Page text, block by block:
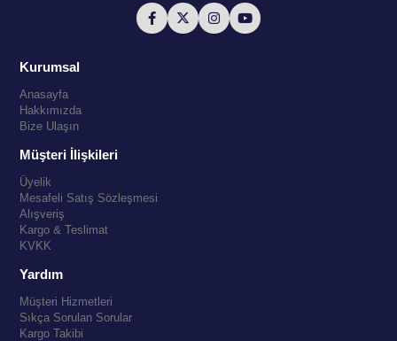
Kurumsal
Anasayfa
Hakkımızda
Bize Ulaşın
Müşteri İlişkileri
Üyelik
Mesafeli Satış Sözleşmesi
Alışveriş
Kargo & Teslimat
KVKK
Yardım
Müşteri Hizmetleri
Sıkça Sorulan Sorular
Kargo Takibi